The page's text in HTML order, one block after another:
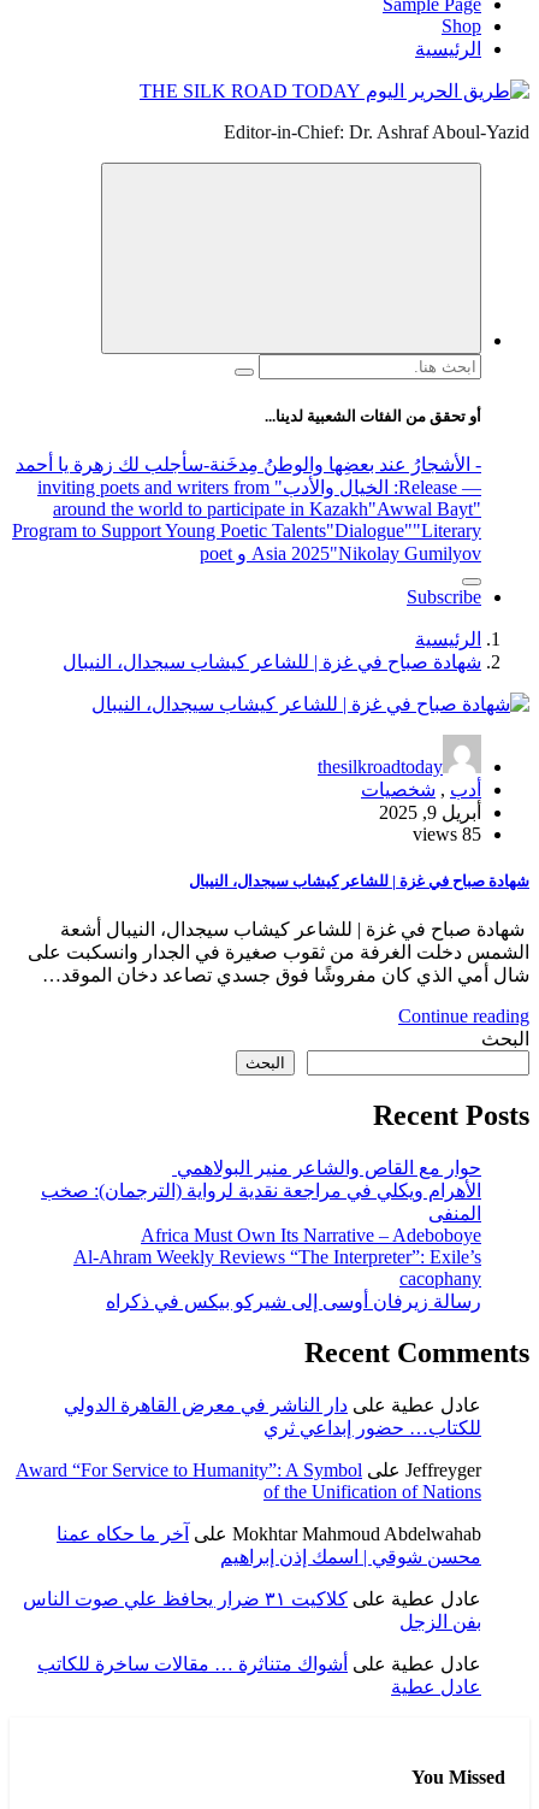
Sample Page
Shop
الرئيسية
Editor-in-Chief: Dr. Ashraf Aboul-Yazid
البحث
أو تحقق من الفئات الشعبية لدينا...
- الأشجارُ عند بعضِها والوطنُ مِدخَنة-سأجلب لك زهرة يا أحمد
— Release
: الخيال والأدب
" inviting poets and writers from
around the world to participate in Kazakh"Awwal Bayt"
Program to Support Young Poetic Talents"Dialogue""Literary
Asia 2025"Nikolay Gumilyov و poet
Subscribe
الرئيسية
شهادة صباح في غزة | للشاعر كيشاب سيجدال، النيبال
thesilkroadtoday
أدب , شخصيات
أبريل 9, 2025
85 views
شهادة صباح في غزة | للشاعر كيشاب سيجدال، النيبال
شهادة صباح في غزة | للشاعر كيشاب سيجدال، النيبال أشعة
الشمس دخلت الغرفة من ثقوب صغيرة في الجدار وانسكبت على
شال أمي الذي كان مفروشًا فوق جسدي تصاعد دخان الموقد…
Continue reading
البحث
البحث
Recent Posts
حوار مع القاص والشاعر منير البولاهمي
الأهرام ويكلي في مراجعة نقدية لرواية (الترجمان): صخب
المنفى
Africa Must Own Its Narrative – Adeboboye
Al-Ahram Weekly Reviews “The Interpreter”: Exile’s
cacophany
رسالة زيرفان أوسى إلى شيركو بيكس في ذكراه
Recent Comments
عادل عطية على دار الناشر في معرض القاهرة الدولي
للكتاب… حضور إبداعي ثري
Jeffreyger على Award “For Service to Humanity”: A Symbol
of the Unification of Nations
Mokhtar Mahmoud Abdelwahab على آخر ما حكاه عمنا
محسن شوقي | اسمك إذن إبراهيم
عادل عطية على
كلاكيت ٣١ ضرار يحافظ علي صوت الناس
بفن الزجل
عادل عطية على أشواك متناثرة … مقالات ساخرة للكاتب
عادل عطية
You Missed